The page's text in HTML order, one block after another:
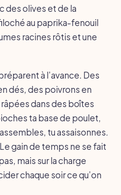
des olives et de la
au paprika-fenouil
racines rôtis et une
à l’avance. Des
dés, des poivrons en
dans des boîtes
ta base de poulet,
tu assaisonnes.
gain de temps ne se fait
mais sur la charge
chaque soir ce qu’on